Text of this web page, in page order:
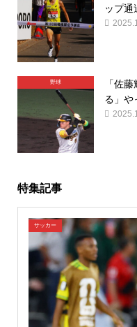
ップ通
野球
「佐
る」や
特集記事
サッカー